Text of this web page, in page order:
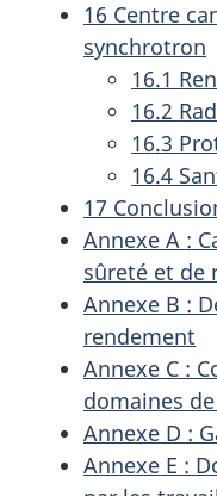
16 Centre
synchrotron
16.1
16.2
16.3
16.4
17
Annexe A :
sûreté et de
Annexe B :
rendement
Annexe C :
domaines
Annexe D :
Annexe E :